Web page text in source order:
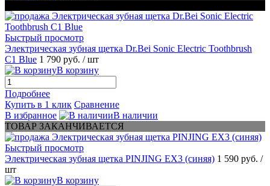
Быстрый просмотр
Электрическая зубная щетка Dr.Bei Sonic Electric Toothbrush
С1 Blue 1 790 руб. / шт
В корзину
Подробнее
Купить в 1 клик Сравнение
В избранное
В наличии
ТОВАР ЗАКАНЧИВАЕТСЯ
Быстрый просмотр
Электрическая зубная щетка PINJING EX3 (синяя) 1 590 руб. /
шт
В корзину